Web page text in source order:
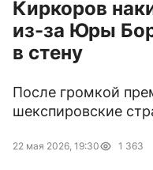
Киркоров
из-за Юры
в стену
После громкой
шекспировские
22 мая 2026, 19:30 1 363